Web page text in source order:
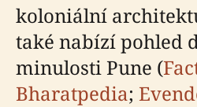
koloniální
také nabízí pohled
minulosti Pune (
Bharatpedia;